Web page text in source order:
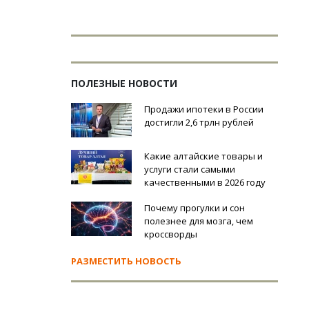
ПОЛЕЗНЫЕ НОВОСТИ
Продажи ипотеки в России
достигли 2,6 трлн рублей
Какие алтайские товары и
услуги стали самыми
качественными в 2026 году
Почему прогулки и сон
полезнее для мозга, чем
кроссворды
РАЗМЕСТИТЬ НОВОСТЬ